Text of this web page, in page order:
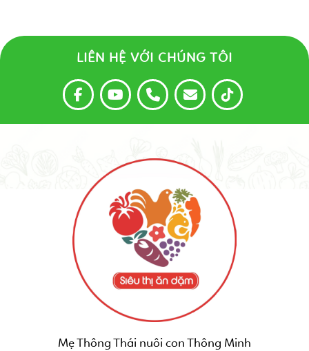
LIÊN HỆ VỚI CHÚNG TÔI
Mẹ Thông Thái nuôi con Thông Minh